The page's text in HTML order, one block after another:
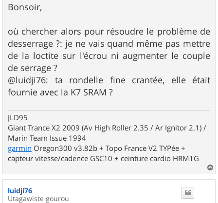
s
s
g
e
Bonsoir,
où chercher alors pour résoudre le problème de
desserrage ?: je ne vais quand même pas mettre
de la loctite sur l'écrou ni augmenter le couple
de serrage ?
@luidji76: ta rondelle fine crantée, elle était
fournie avec la K7 SRAM ?
JLD95
Giant Trance X2 2009 (Av High Roller 2.35 / Ar Ignitor 2.1) /
Marin Team Issue 1994
garmin Oregon300 v3.82b + Topo France V2 TYPée +
capteur vitesse/cadence GSC10 + ceinture cardio HRM1G
a
u
luidji76
Utagawiste gourou